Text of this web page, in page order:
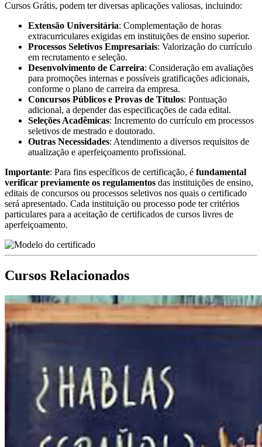
Cursos Grátis, podem ter diversas aplicações valiosas, incluindo:
Extensão Universitária: Complementação de horas
extracurriculares exigidas em instituições de ensino superior.
Processos Seletivos Empresariais: Valorização do currículo
em recrutamento e seleção.
Desenvolvimento de Carreira: Consideração em avaliações
para promoções internas e possíveis gratificações adicionais,
conforme o plano de carreira da empresa.
Concursos Públicos e Provas de Títulos: Pontuação
adicional, a depender das especificações de cada edital.
Seleções Acadêmicas: Incremento do currículo em processos
seletivos de mestrado e doutorado.
Outras Necessidades: Atendimento a diversos requisitos de
atualização e aperfeiçoamento profissional.
Importante: Para fins específicos de certificação, é fundamental
verificar previamente os regulamentos das instituições de ensino,
editais de concursos ou processos seletivos nos quais o certificado
será apresentado. Cada instituição ou processo pode ter critérios
particulares para a aceitação de certificados de cursos livres de
aperfeiçoamento.
Cursos Relacionados